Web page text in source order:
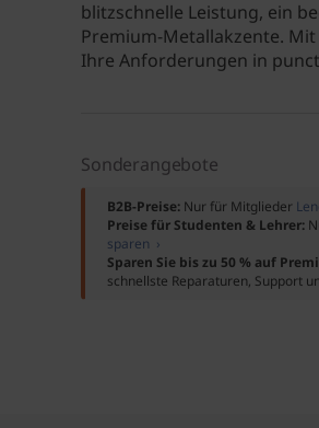
blitzschnelle Leistung, ein
Premium-Metallakzente.
Ihre Anforderungen in
Sonderangebote
B2B-Preise: Nur für Mitglieder
Preise für Studenten & Lehrer:
sparen ›
Sparen Sie bis zu 50 % auf
schnellste Reparaturen, Support